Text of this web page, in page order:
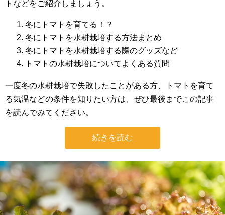
トなどをご紹介しましょう。
冬にトマトを育てる！？
冬にトマトを水耕栽培する方法まとめ
冬にトマトを水耕栽培する際のグッズなど
トマトの水耕栽培についてよくある質問
一度冬の水耕栽培で失敗したことがある方、トマトを育て
る気温などの条件を知りたい方は、ぜひ最後までこの記事
を読んでみてください。
続きを読む